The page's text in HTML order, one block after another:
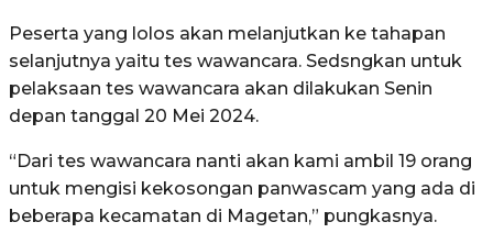
Peserta yang lolos akan melanjutkan ke tahapan
selanjutnya yaitu tes wawancara. Sedsngkan untuk
pelaksaan tes wawancara akan dilakukan Senin
depan tanggal 20 Mei 2024.
“Dari tes wawancara nanti akan kami ambil 19 orang
untuk mengisi kekosongan panwascam yang ada di
beberapa kecamatan di Magetan,” pungkasnya.